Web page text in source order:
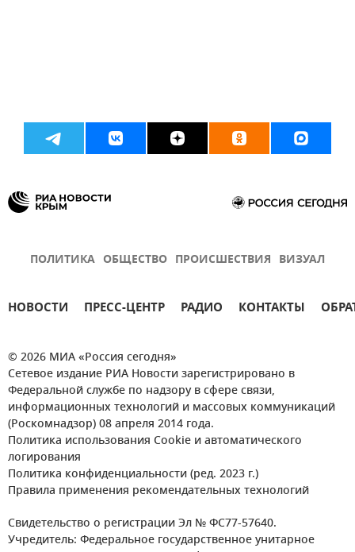
ПОЛИТИКА ОБЩЕСТВО ПРОИСШЕСТВИЯ ВИЗУАЛ
НОВОСТИ ПРЕСС-ЦЕНТР РАДИО КОНТАКТЫ
© 2026 МИА «Россия сегодня»
Сетевое издание РИА Новости зарегистрировано в
Федеральной службе по надзору в сфере связи,
информационных технологий и массовых коммуникаций
(Роскомнадзор) 08 апреля 2014 года.
Политика использования Cookie и автоматического
логирования
Политика конфиденциальности (ред. 2023 г.)
Правила применения рекомендательных технологий
Свидетельство о регистрации Эл № ФС77-57640.
Учредитель: Федеральное государственное унитарное